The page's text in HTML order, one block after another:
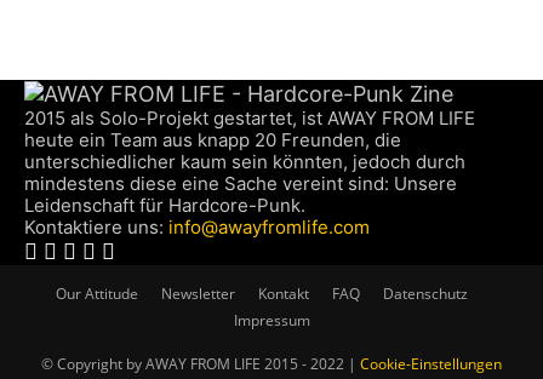
2015 als Solo-Projekt gestartet, ist AWAY FROM LIFE
heute ein Team aus knapp 20 Freunden, die
unterschiedlicher kaum sein könnten, jedoch durch
mindestens diese eine Sache vereint sind: Unsere
Leidenschaft für Hardcore-Punk.
Kontaktiere uns: info@awayfromlife.com
Our Attitude Newsletter Kontakt FAQ
Datenschutz
Impressum
© Copyright by AWAY FROM LIFE 2015 - 2022 | Cookie-Einstellungen